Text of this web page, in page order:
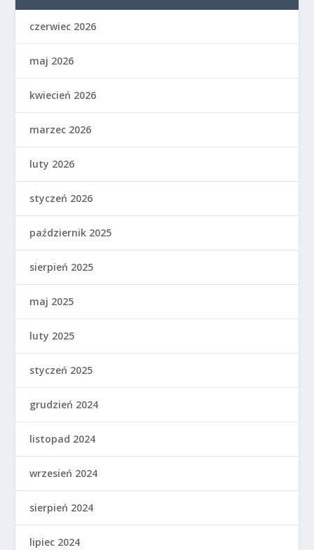
czerwiec 2026
maj 2026
kwiecień 2026
marzec 2026
luty 2026
styczeń 2026
październik 2025
sierpień 2025
maj 2025
luty 2025
styczeń 2025
grudzień 2024
listopad 2024
wrzesień 2024
sierpień 2024
lipiec 2024